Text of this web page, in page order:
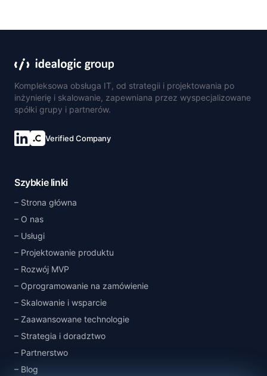
Kompleksowa obsługa IT, od strategii i projektowania po
inżynierię i skalowanie, zapewniana przez wyspecjalizowane
spółki grupy i partnerów.
Połącz się na LinkedIn
Verified Company
Szybkie linki
Strona główna
O nas
Usługi
Projektowanie produktu
Rozwój MVP
Oprogramowanie na zamówienie
Skalowanie i wsparcie
Zaawansowane technologie
Strategia i doradztwo
Partnerstwo
Blog